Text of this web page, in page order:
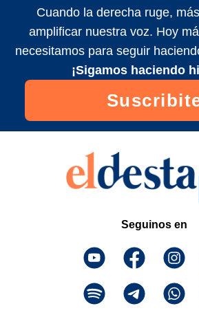
Cuando la derecha ruge,
amplificar nuestra voz. Hoy
necesitamos para seguir
¡Sigamos haciendo
Seguinos en